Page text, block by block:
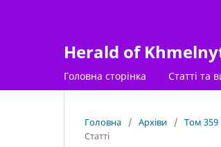
Herald of
Головна сторінка Статті та
Головна / Архіви / Том 359
Статті